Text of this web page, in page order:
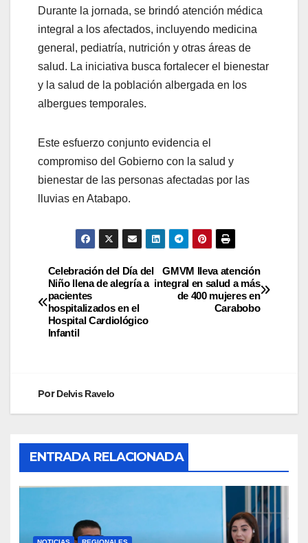
Durante la jornada, se brindó atención médica
integral a los afectados, incluyendo medicina
general, pediatría, nutrición y otras áreas de
salud. La iniciativa busca fortalecer el bienestar
y la salud de la población albergada en los
albergues temporales.
Este esfuerzo conjunto evidencia el
compromiso del Gobierno con la salud y
bienestar de las personas afectadas por las
lluvias en Atabapo.
GMVM lleva atención
integral en salud a más
de 400 mujeres en
Carabobo
Celebración del Día del
Niño llena de alegría a
pacientes
hospitalizados en el
Hospital Cardiológico
Infantil
PorDelvis Ravelo
ENTRADA RELACIONADA